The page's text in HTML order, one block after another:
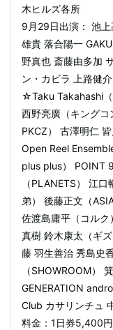
木ヒルズ各所
9月29日出演： 池
雄貴 落合陽一
野真也 斎藤由多加
ン・カビラ 上路健
☆Taku Takahashi
西野亮廣（キングコ
PKCZ） 古澤明仁
Open Reel
plus plus） POINT
（PLANETS） 江
弟） 後藤正文（
佐渡島庸平（コル
真樹 鈴木康太（ギ
藤 羽生善治 秀島史
（SHOWROOM）
GENERATION
Club カサリンチュ
料金：1日券5,400